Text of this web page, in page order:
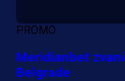
PROMO
Meridianbet
Belgrade